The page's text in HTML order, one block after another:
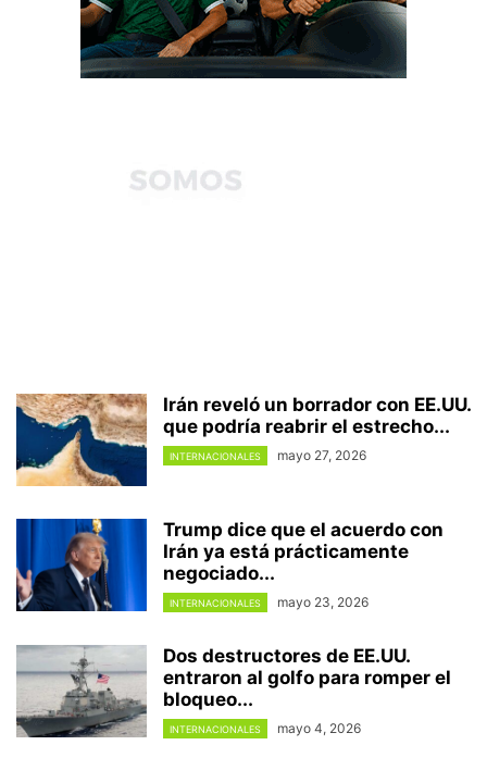
Irán reveló un borrador con EE.UU.
que podría reabrir el estrecho...
INTERNACIONALES mayo 27, 2026
Trump dice que el acuerdo con
Irán ya está prácticamente
negociado...
INTERNACIONALES mayo 23, 2026
Dos destructores de EE.UU.
entraron al golfo para romper el
bloqueo...
INTERNACIONALES mayo 4, 2026